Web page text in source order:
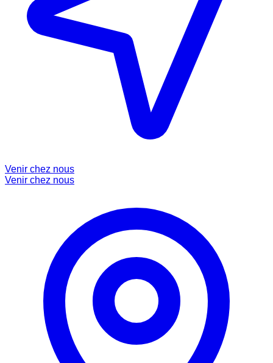
Venir chez nous
Venir chez nous